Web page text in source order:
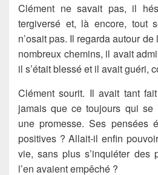
Clément ne savait pas, il
tergiversé et, là encore, tout
n’osait pas. Il regarda autour
nombreux chemins, il avait
il s’était blessé et il avait guéri,
Clément sourit. Il avait tant
jamais que ce toujours qui se
une promesse. Ses pensées
positives ? Allait-il enfin
vie, sans plus s’inquiéter des
l’en avaient empêché ?